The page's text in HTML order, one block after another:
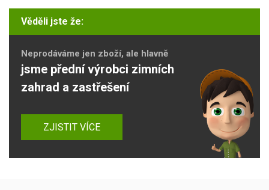
Věděli jste že:
Neprodáváme jen zboží, ale hlavně
jsme přední výrobci zimních
zahrad a zastřešení
ZJISTIT VÍCE